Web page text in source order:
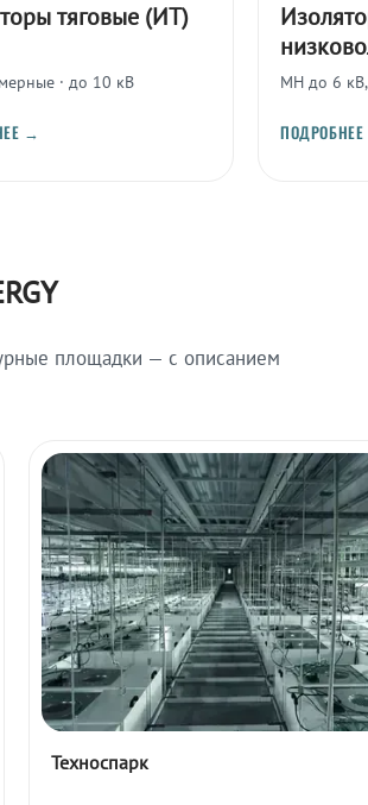
тяговые (ИТ)
· до 10 кВ
→
МН до 6
площадки — с описанием
Техноспарк